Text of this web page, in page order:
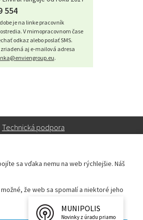
sa vďaka nemu na web rýchlejšie. Náš
že web sa spomalí a niektoré jeho
554
je na linke pracovník
V mimopracovnom čase
odkaz alebo poslať SMS.
aj e-mailová adresa
.
Technická podpora
webmaster@leopoldov.sk
MUNIPOLIS
Novinky z úradu priamo